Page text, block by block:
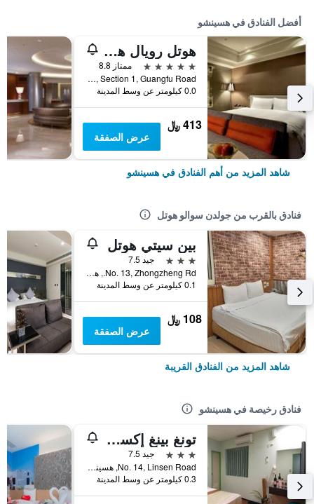
أفضل الفنادق في هسينشو
هوتل رويال هسينشو
5 نجوم
ممتاز 8.8
No. 227, Section 1, Guangfu Road, هسينشو, تايوان
0.0 كيلومتر عن وسط المدينة
413 ﷼
عرض الصفقة
شاهد المزيد من أهم الفنادق في هسينشو
فنادق بالقرب من جولدن سوالو هوتل
بين سيتي هوتل
3 نجوم
جيد 7.5
No. 13, Zhongzheng Rd., هسينشو, تايوان
0.1 كيلومتر عن وسط المدينة
108 ﷼
عرض الصفقة
شاهد المزيد من الفنادق القريبة
فنادق رخيصة في هسينشو
تونغ بينغ إكسبرس
3 نجوم
جيد 7.5
No. 14, Linsen Road, هسينشو, تايوان
0.3 كيلومتر عن وسط المدينة